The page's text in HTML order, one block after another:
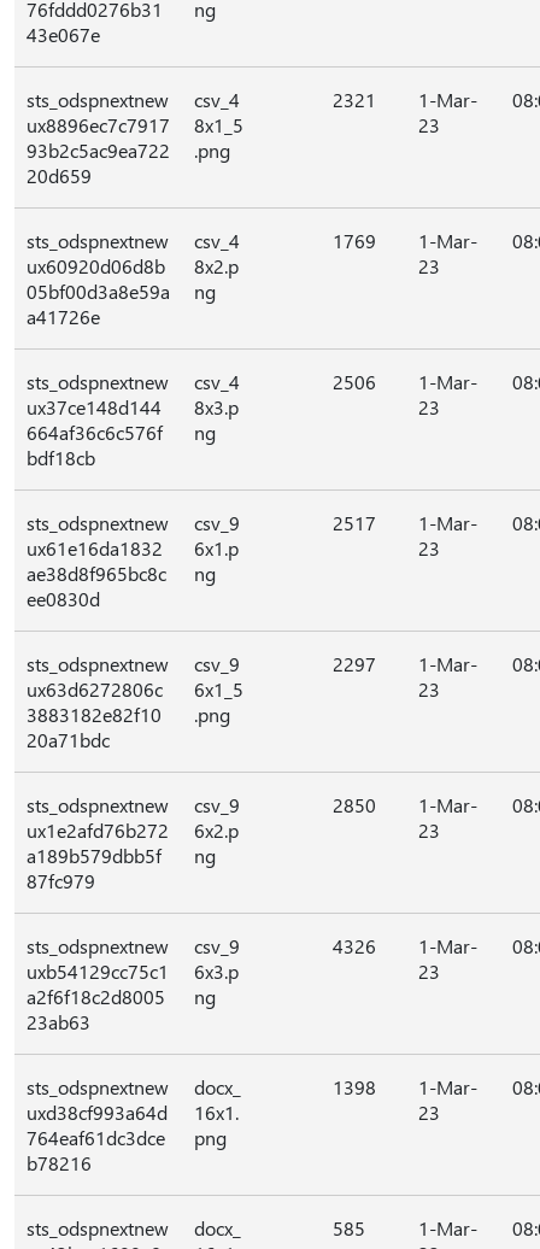
76fddd0276b31
43e067e
ng
sts_odspnextnew
ux8896ec7c7917
93b2c5ac9ea722
20d659
csv_4
8x1_5
.png
2321
1-Mar-
23
sts_odspnextnew
ux60920d06d8b
05bf00d3a8e59a
a41726e
csv_4
8x2.p
ng
1769
1-Mar-
23
sts_odspnextnew
ux37ce148d144
664af36c6c576f
bdf18cb
csv_4
8x3.p
ng
2506
1-Mar-
23
sts_odspnextnew
ux61e16da1832
ae38d8f965bc8c
ee0830d
csv_9
6x1.p
ng
2517
1-Mar-
23
sts_odspnextnew
ux63d6272806c
3883182e82f10
20a71bdc
csv_9
6x1_5
.png
2297
1-Mar-
23
sts_odspnextnew
ux1e2afd76b272
a189b579dbb5f
87fc979
csv_9
6x2.p
ng
2850
1-Mar-
23
sts_odspnextnew
uxb54129cc75c1
a2f6f18c2d8005
23ab63
csv_9
6x3.p
ng
4326
1-Mar-
23
sts_odspnextnew
uxd38cf993a64d
764eaf61dc3dce
b78216
docx_
16x1.
png
1398
1-Mar-
23
sts_odspnextnew
docx_
585
1-Mar-